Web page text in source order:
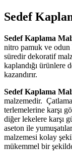
Sedef
Sedef Kaplama
nitro pamuk ve odun
süredir dekoratif
kaplandığı ürünlere
kazandırır.
Sedef Kaplama
malzemedir.
terlemelerine karşı
diğer lekelere karşı
aseton ile
malzemesi kolay
mükemmel bir